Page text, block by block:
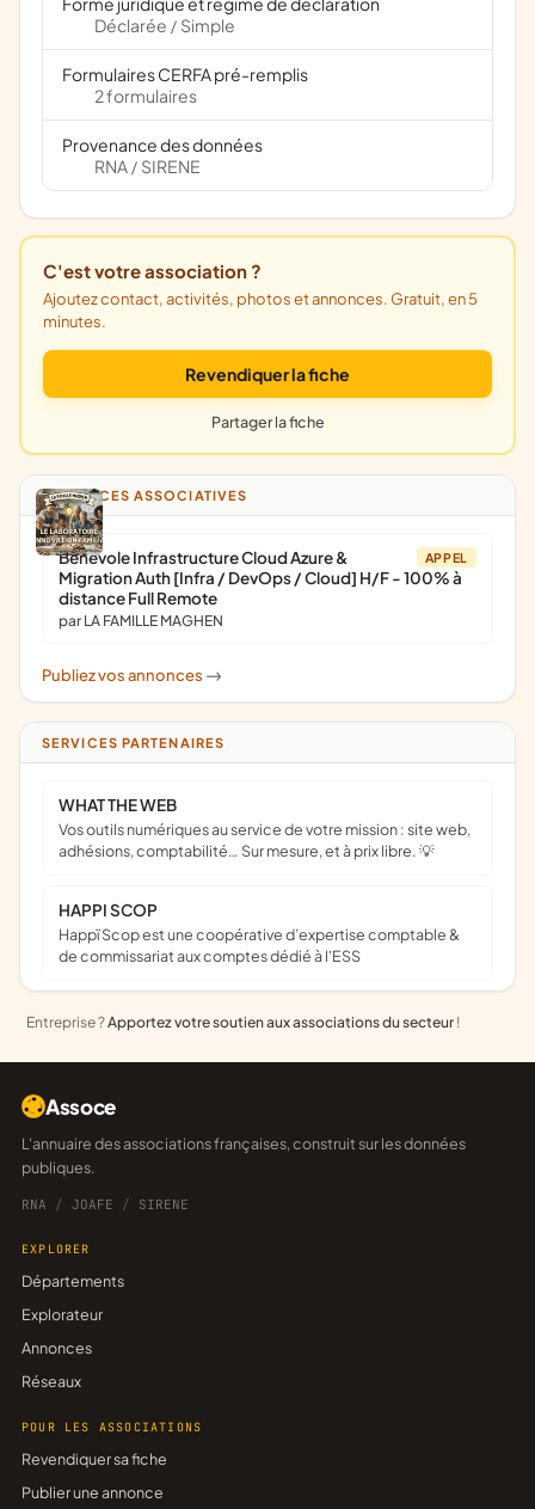
Déclarée / Simple
Formulaires CERFA pré-remplis
2 formulaires
Provenance des données
RNA / SIRENE
C'est votre association ?
Ajoutez contact, activités, photos et annonces. Gratuit, en 5
minutes.
Revendiquer la fiche
Partager la fiche
ANNONCES ASSOCIATIVES
APPEL
Bénévole Infrastructure Cloud Azure &
Migration Auth [Infra / DevOps / Cloud] H/F - 100% à
distance Full Remote
par LA FAMILLE MAGHEN
Publiez vos annonces ->
SERVICES PARTENAIRES
WHAT THE WEB
Vos outils numériques au service de votre mission : site web,
adhésions, comptabilité… Sur mesure, et à prix libre. 💡
HAPPI SCOP
Happï Scop est une coopérative d’expertise comptable &
de commissariat aux comptes dédié à l'ESS
Entreprise ?Apportez votre soutien aux associations du secteur !
Assoce
L'annuaire des associations françaises, construit sur les données
publiques.
RNA / JOAFE / SIRENE
EXPLORER
Départements
Explorateur
Annonces
Réseaux
POUR LES ASSOCIATIONS
Revendiquer sa fiche
Publier une annonce